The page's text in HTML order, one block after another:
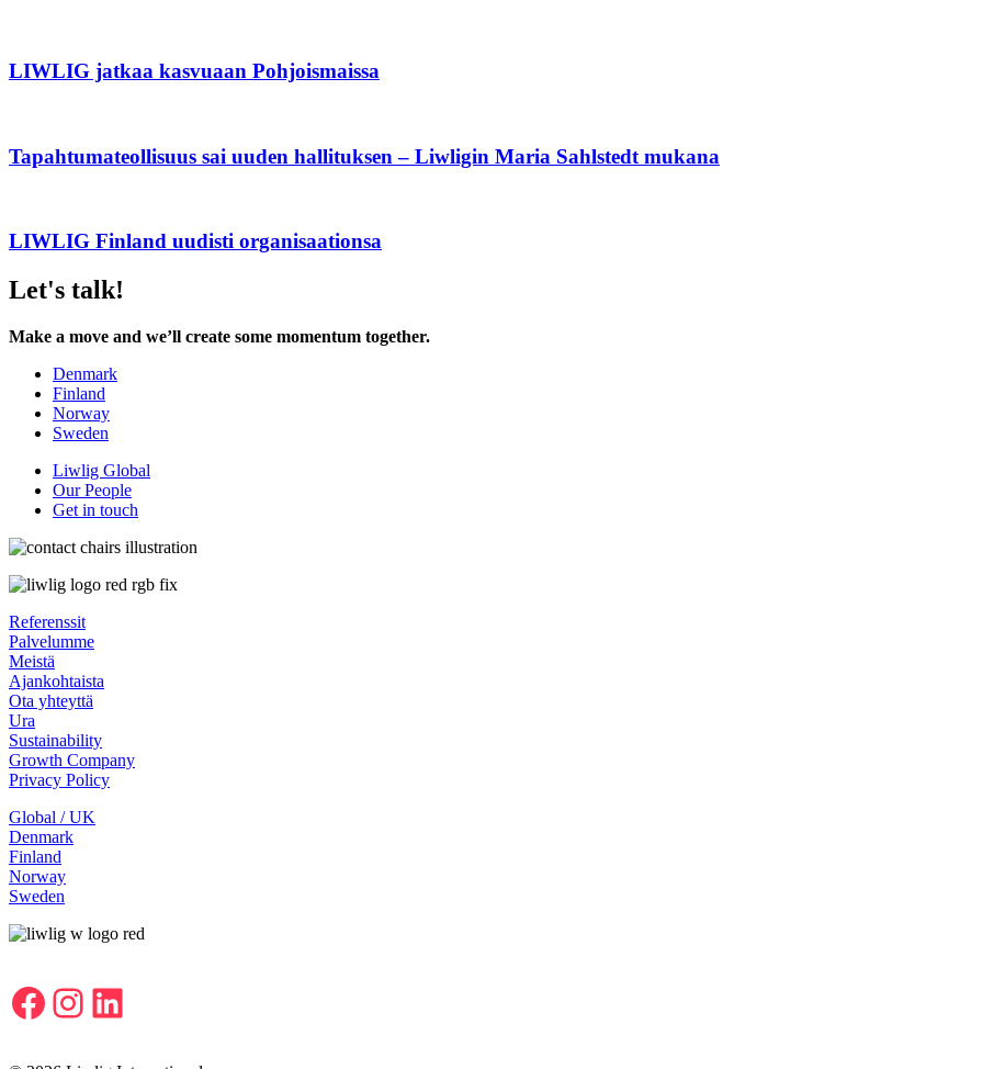
LIWLIG jatkaa kasvuaan Pohjoismaissa
Tapahtuma­teollisuus sai uuden hallituksen – Liwligin Maria Sahlstedt mukana
LIWLIG Finland uudisti organisaationsa
Let's talk!
Make a move and we’ll create some momentum together.
Denmark
Finland
Norway
Sweden
Liwlig Global
Our People
Get in touch
Referenssit
Palvelumme
Meistä
Ajankohtaista
Ota yhteyttä
Ura
Sustainability
Growth Company
Privacy Policy
Global / UK
Denmark
Finland
Norway
Sweden
Facebook
Instagram
LinkedIn